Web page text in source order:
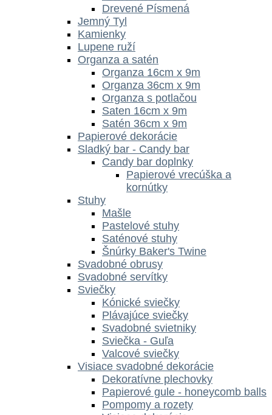
Drevené Písmená
Jemný Tyl
Kamienky
Lupene ruží
Organza a satén
Organza 16cm x 9m
Organza 36cm x 9m
Organza s potlačou
Saten 16cm x 9m
Satén 36cm x 9m
Papierové dekorácie
Sladký bar - Candy bar
Candy bar doplnky
Papierové vrecúška a
kornútky
Stuhy
Mašle
Pastelové stuhy
Saténové stuhy
Šnúrky Baker's Twine
Svadobné obrusy
Svadobné servítky
Sviečky
Kónické sviečky
Plávajúce sviečky
Svadobné svietniky
Sviečka - Guľa
Valcové sviečky
Visiace svadobné dekorácie
Dekoratívne plechovky
Papierové gule - honeycomb balls
Pompomy a rozety